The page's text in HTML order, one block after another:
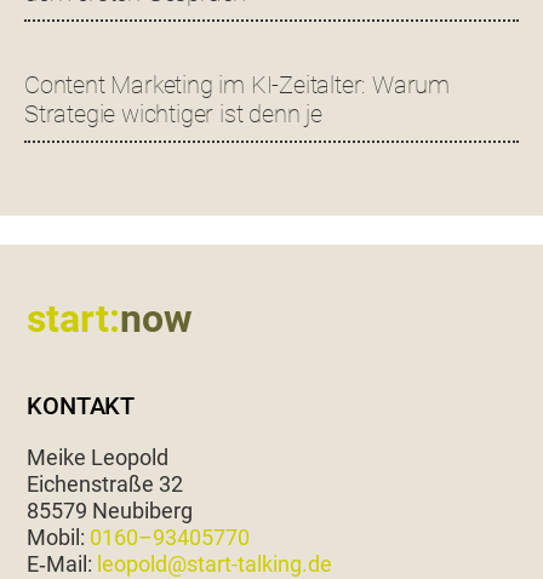
Content Marketing im KI-Zeitalter: Warum
Strategie wichtiger ist denn je
start:now
KONTAKT
Meike Leopold
Eichen­straße 32
85579 Neubiberg
Mobil: 0160–93405770
E‑Mail: leopold@start-talking.de